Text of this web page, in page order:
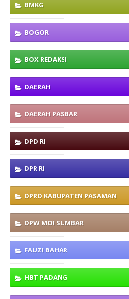
BMKG
BOGOR
BOX REDAKSI
DAERAH
DAERAH PASBAR
DPD RI
DPR RI
DPRD KABUPATEN PASAMAN
DPW MOI SUMBAR
FAUZI BAHAR
HBT PADANG